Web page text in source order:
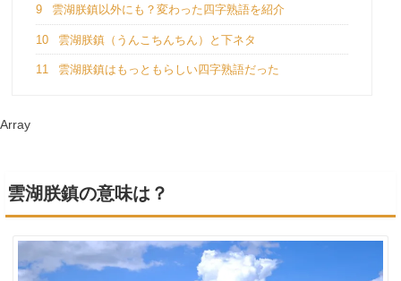
9 雲湖朕鎮以外にも？変わった四字熟語を紹介
10 雲湖朕鎮（うんこちんちん）と下ネタ
11 雲湖朕鎮はもっともらしい四字熟語だった
Array
雲湖朕鎮の意味は？